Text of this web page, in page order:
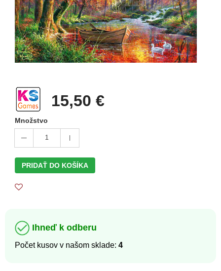
15,50 €
Množstvo
1
PRIDAŤ DO KOŠÍKA
Ihneď k odberu
Počet kusov v našom sklade: 4